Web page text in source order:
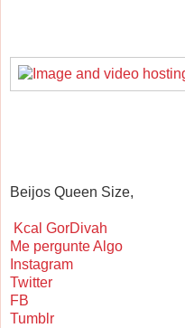
Beijos Queen Size,
Kcal GorDivah
Me pergunte Algo
Instagram
Twitter
FB
Tumblr